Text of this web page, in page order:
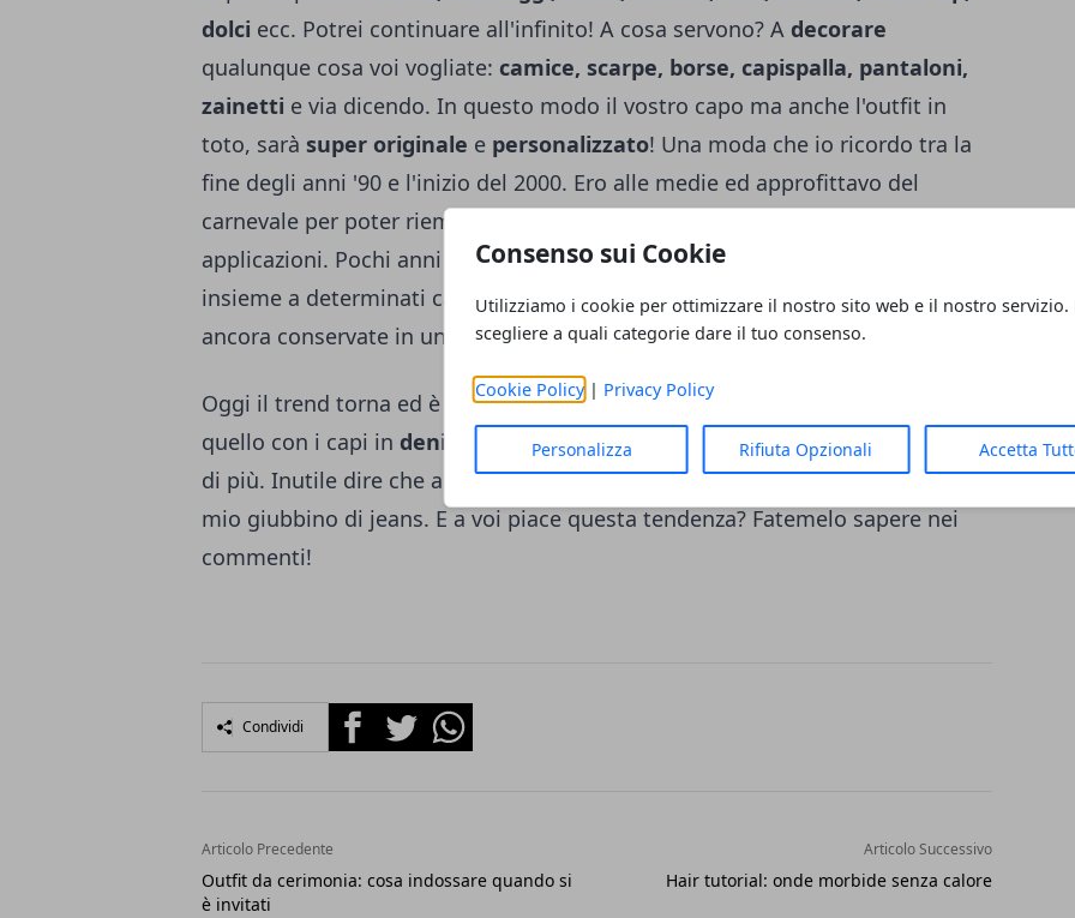
Consenso sui Cookie
Utilizziamo i cookie per ottimizzare il nostro sito web e il nostro servizio.
scegliere a quali categorie dare il tuo consenso.
Cookie Policy| Privacy Policy
Personalizza Rifiuta Opzionali Accetta
dolci ecc. Potrei continuare all'infinito! A cosa servono? A decorare
qualunque cosa voi vogliate: camice, scarpe, borse, capispalla, pantaloni,
zainetti e via dicendo. In questo modo il vostro capo ma anche l'outfit in
toto, sarà super originale e personalizzato! Una moda che io ricordo tra la
fine degli anni '90 e l'inizio del 2000. Ero alle medie ed approfittavo del
carnevale per poter riempire i miei jeans di scritte fatte a pennarello ed
applicazioni. Pochi anni dopo la Denny Rose regalava bustine di spille
insieme a determinati capi, ero talmente entusiasta della moda che le ho
ancora conservate in una scatola.
Oggi il trend torna ed è già virale. A mio parere l'abbinamento più cool è
quello con i capi in denim
dove i tipi e i colori delle spille applicate spiccano
di più. Inutile dire che a primavera io tirerò fuori le mie spille e imbellirò il
mio giubbino di jeans. E a voi piace questa tendenza? Fatemelo sapere nei
commenti!
Condividi FacebookTwitterWhatsapp
Articolo Precedente
Outfit da cerimonia: cosa indossare quando si
è invitati
Articolo Successivo
Hair tutorial: onde morbide senza calore